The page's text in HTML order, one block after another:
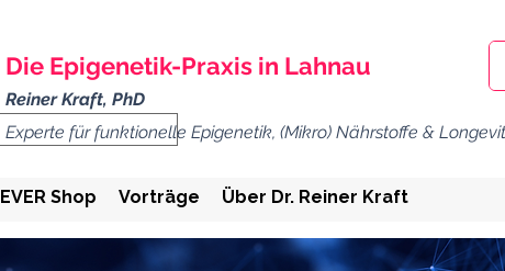
Die Epigenetik-Praxis in Lahnau
Reiner Kraft, PhD
Experte für funktionelle Epigenetik, (Mikro) Nährstoffe &
EVER Shop Vorträge Über Dr. Reiner Kraft